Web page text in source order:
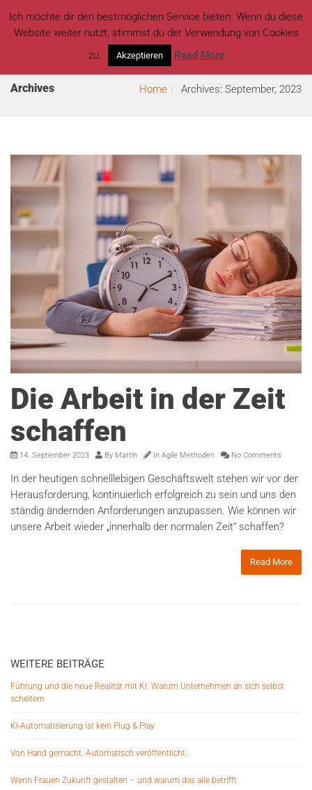
Archives Home Archives: September, 2023
Die Arbeit in der Zeit
schaffen
14. September 2023 By Martin In Agile Methoden No Comments
In der heutigen schnelllebigen Geschäftswelt stehen wir vor der
Herausforderung, kontinuierlich erfolgreich zu sein und uns den
ständig ändernden Anforderungen anzupassen. Wie können wir
unsere Arbeit wieder „innerhalb der normalen Zeit“ schaffen?
Read More
WEITERE BEITRÄGE
Führung und die neue Realität mit KI: Warum Unternehmen an sich selbst
scheitern
KI-Automatisierung ist kein Plug & Play
Von Hand gemacht. Automatisch veröffentlicht.
Wenn Frauen Zukunft gestalten – und warum das alle betrifft
Ich möchte dir den bestmöglichen Service bieten. Wenn du diese
Website weiter nutzt, stimmst du der Verwendung von Cookies
zu.
Akzeptieren Read More